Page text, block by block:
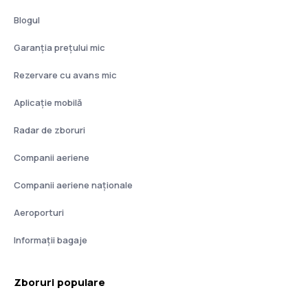
Blogul
Garanția prețului mic
Rezervare cu avans mic
Aplicație mobilă
Radar de zboruri
Companii aeriene
Companii aeriene naţionale
Aeroporturi
Informații bagaje
Zboruri populare